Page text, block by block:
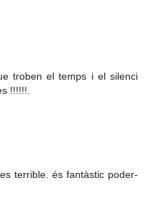
troben el temps i el silenci
!!!!!!.
terrible. és fantàstic poder-